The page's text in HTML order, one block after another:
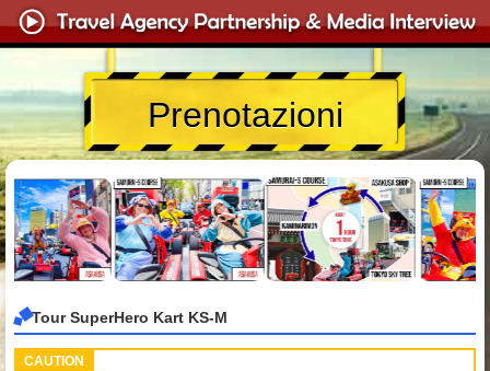
Prenotazioni
Tour SuperHero Kart KS-M
CAUTION